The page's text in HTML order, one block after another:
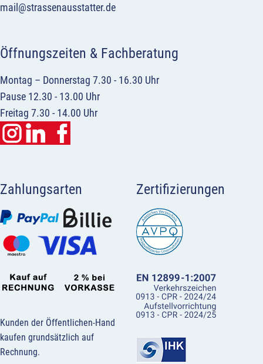
mail@strassenausstatter.de
Öffnungszeiten & Fachberatung
Montag – Donnerstag 7.30 - 16.30 Uhr
Pause 12.30 - 13.00 Uhr
Freitag 7.30 - 14.00 Uhr
Zahlungsarten
Kunden der Öffentlichen-Hand
kaufen grundsätzlich auf
Rechnung.
Zertifizierungen